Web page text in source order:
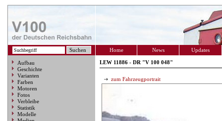
Home News Updates
Aufbau
Geschichte
Varianten
Farben
Motoren
Fotos
Verbleibe
Statistik
Modelle
LEW 11886 - DR "V 100 048"
zum Fahrzeugportrait